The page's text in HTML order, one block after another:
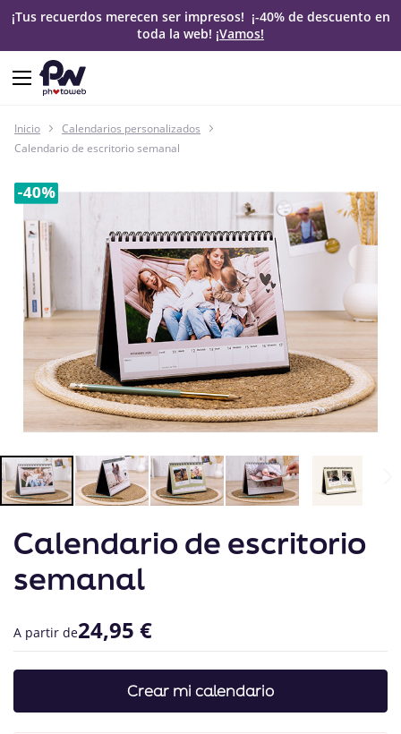
¡Tus recuerdos merecen ser impresos! ¡-40% de descuento en
toda la web! ¡Vamos!
Inicio
Calendarios personalizados
Calendario de escritorio semanal
galería
imágenes
comienzo
imágenes
Calendario de escritorio
semanal
A partir de24,95 €
Crear mi calendario